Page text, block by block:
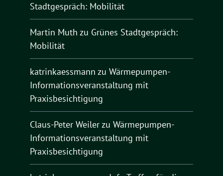
Stadtgespräch: Mobilität
Martin Muth zu Grünes Stadtgespräch:
Mobilität
katrinkaessmann zu Wärmepumpen-
Informationsveranstaltung mit
Praxisbesichtigung
Claus-Peter Weilerzu Wärmepumpen-
Informationsveranstaltung mit
Praxisbesichtigung